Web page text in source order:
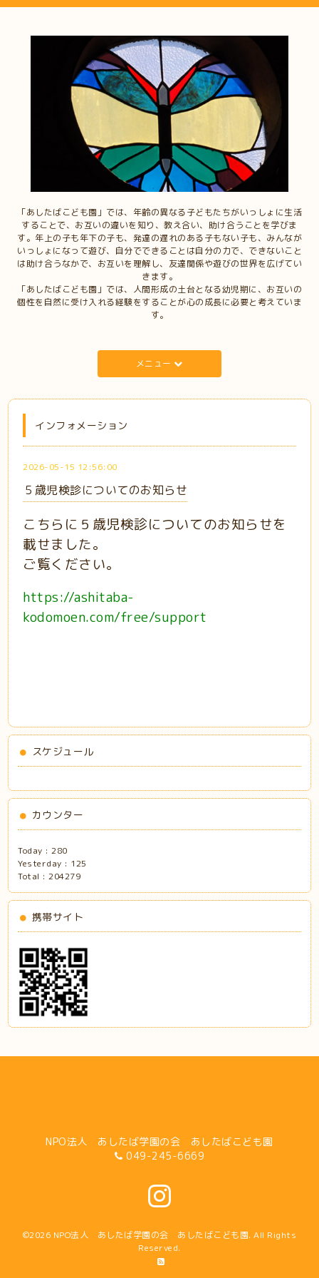
「あしたばこども園」では、年齢の異なる子どもたちがいっしょに生活
することで、お互いの違いを知り、教え合い、助け合うことを学びま
す。年上の子も年下の子も、発達の遅れのある子もない子も、みんなが
いっしょになって遊び、自分でできることは自分の力で、できないこと
は助け合うなかで、お互いを理解し、友達関係や遊びの世界を広げてい
きます。
「あしたばこども園」では、人間形成の土台となる幼児期に、お互いの
個性を自然に受け入れる経験をすることが心の成長に必要と考えていま
す。
メニュー
インフォメーション
2026-05-15 12:56:00
５歳児検診についてのお知らせ
こちらに５歳児検診についてのお知らせを
載せました。
ご覧ください。
https://ashitaba-
kodomoen.com/free/support
スケジュール
カウンター
Today :280
Yesterday : 125
Total :204279
携帯サイト
NPO法人 あしたば学園の会 あしたばこども園
049-245-6669
©2026 NPO法人 あしたば学園の会 あしたばこども園. All Rights
Reserved.